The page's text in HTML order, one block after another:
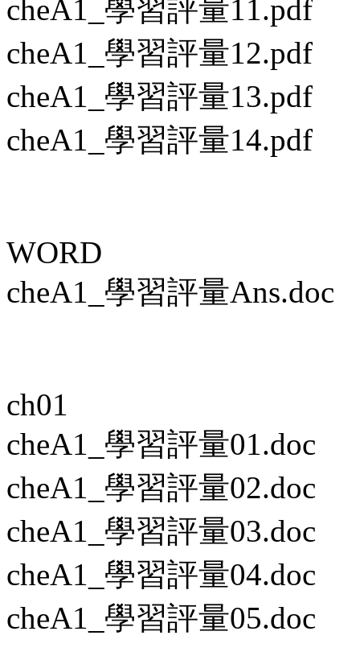
cheA1_學習評量11.pdf
cheA1_學習評量12.pdf
cheA1_學習評量13.pdf
cheA1_學習評量14.pdf
WORD
cheA1_學習評量Ans.doc
ch01
cheA1_學習評量01.doc
cheA1_學習評量02.doc
cheA1_學習評量03.doc
cheA1_學習評量04.doc
cheA1_學習評量05.doc